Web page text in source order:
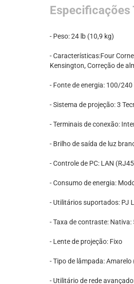
Especificações
- Peso: 24 lb (10,9 kg)
- Características:Four
Kensington, Correção de
- Fonte de energia: 100/240
- Sistema de projeção: 3
- Terminais de conexão:
- Brilho de saída de luz
- Controle de PC: LAN
- Consumo de energia:
- Utilitários suportados: PJ
- Taxa de contraste:
- Lente de projeção: Fixo
- Tipo de lâmpada: Amarelo
- Utilitário de rede